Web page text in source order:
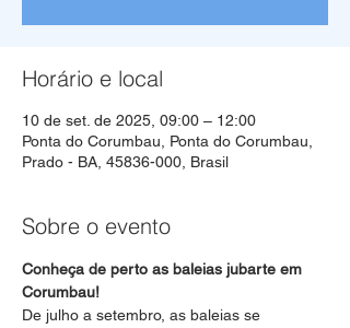
Horário e local
10 de set. de 2025, 09:00 – 12:00
Ponta do Corumbau, Ponta do Corumbau,
Prado - BA, 45836-000, Brasil
Sobre o evento
Conheça de perto as baleias jubarte em
Corumbau!
De julho a setembro, as baleias se